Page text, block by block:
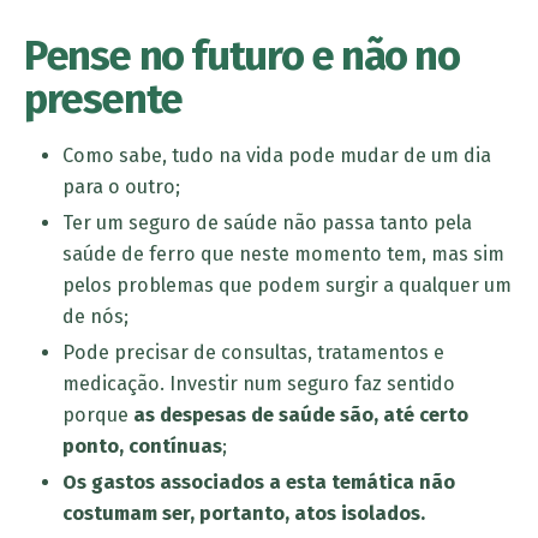
Pense no futuro e não no
presente
Como sabe, tudo na vida pode mudar de um dia
para o outro;
Ter um seguro de saúde não passa tanto pela
saúde de ferro que neste momento tem, mas sim
pelos problemas que podem surgir a qualquer um
de nós;
Pode precisar de consultas, tratamentos e
medicação. Investir num seguro faz sentido
porque as despesas de saúde são, até certo
ponto, contínuas;
Os gastos associados a esta temática não
costumam ser, portanto, atos isolados.